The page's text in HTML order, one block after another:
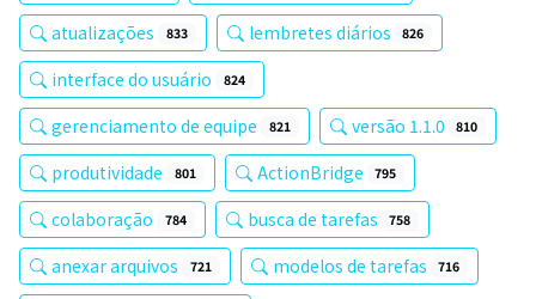
atualizações 833 lembretes diários 826
interface do usuário 824
gerenciamento de equipe 821 versão 1.1.0 810
produtividade 801 ActionBridge 795
colaboração 784 busca de tarefas 758
anexar arquivos 721 modelos de tarefas 716